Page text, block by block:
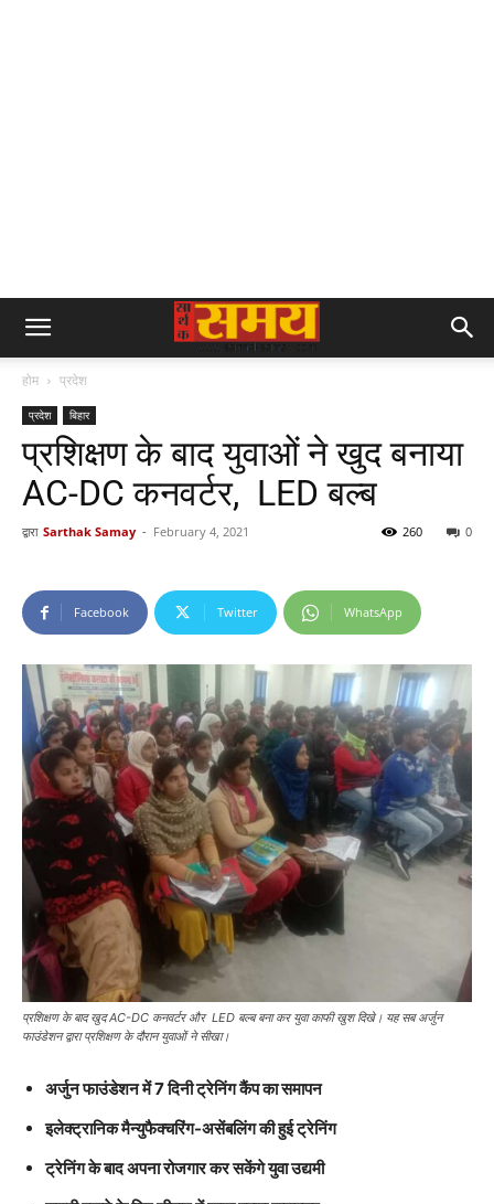
होम प्रदेश
प्रदेश बिहार
प्रशिक्षण के बाद युवाओं ने खुद बनाया
AC-DC कनवर्टर, LED बल्ब
द्वारा Sarthak Samay - February 4, 2021 0
260
Facebook Twitter WhatsApp
प्रशिक्षण के बाद खुद AC-DC कनवर्टर और LED बल्ब बना कर युवा काफी खुश दिखे। यह सब अर्जुन
फाउंडेशन द्वारा प्रशिक्षण के दौरान युवाओं ने सीखा।
अर्जुन फाउंडेशन में 7 दिनी ट्रेनिंग कैंप का समापन
इलेक्ट्रानिक मैन्युफैक्चरिंग-असेंबलिंग की हुई ट्रेनिंग
ट्रेनिंग के बाद अपना रोजगार कर सकेंगे युवा उद्यमी